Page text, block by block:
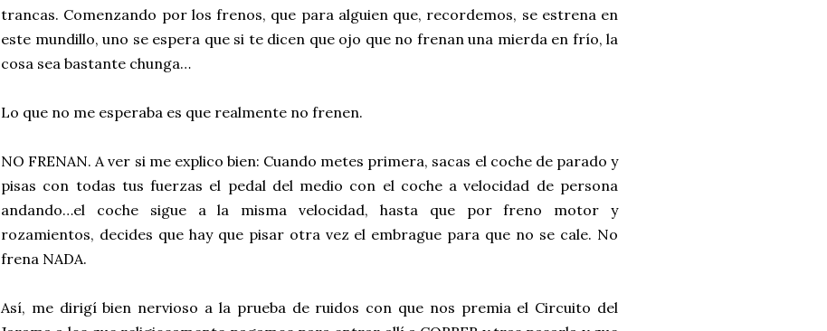
trancas. Comenzando por los frenos, que para alguien que, recordemos, se estrena en
este mundillo, uno se espera que si te dicen que ojo que no frenan una mierda en frío, la
cosa sea bastante chunga…
Lo que no me esperaba es que realmente no frenen.
NO FRENAN. A ver si me explico bien: Cuando metes primera, sacas el coche de parado y
pisas con todas tus fuerzas el pedal del medio con el coche a velocidad de persona
andando…el coche sigue a la misma velocidad, hasta que por freno motor y
rozamientos, decides que hay que pisar otra vez el embrague para que no se cale. No
frena NADA.
Así, me dirigí bien nervioso a la prueba de ruidos con que nos premia el Circuito del